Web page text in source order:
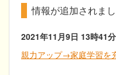
情報が追加されま
2021年11月9日 13時41分
親力アップ→家庭学習を